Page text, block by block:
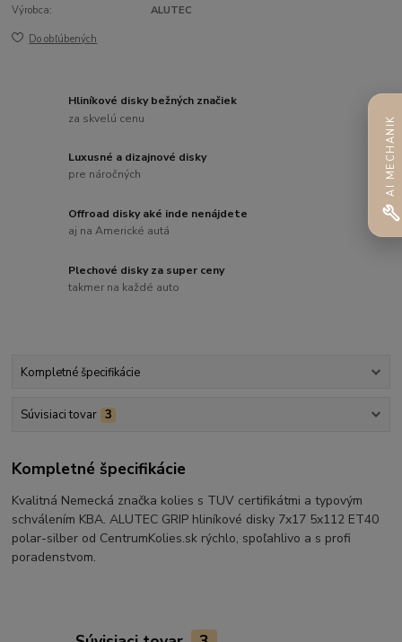
Výrobca:
ALUTEC
Do obľúbených
Hliníkové disky bežných značiek
za skvelú cenu
Luxusné a dizajnové disky
pre náročných
Offroad disky aké inde nenájdete
aj na Americké autá
Plechové disky za super ceny
takmer na každé auto
Kompletné špecifikácie
Súvisiaci tovar 3
Kompletné špecifikácie
Kvalitná Nemecká značka kolies s TUV certifikátmi a typovým
schválením KBA. ALUTEC GRIP hliníkové disky 7x17 5x112 ET40
polar-silber od CentrumKolies.sk rýchlo, spoľahlivo a s profi
poradenstvom.
AI MECHANIK